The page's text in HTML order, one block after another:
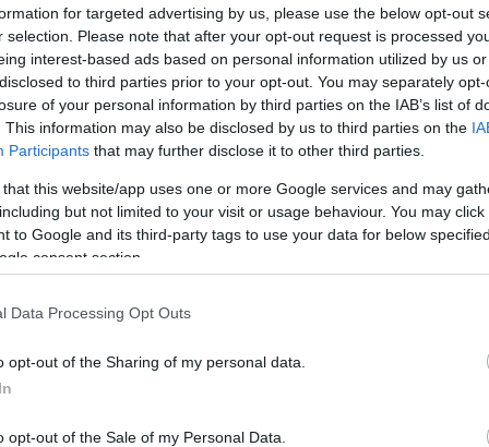
for targeted advertising by us, please use the below opt-out
selection. Please note that after your opt-out request is processed
interest-based ads based on personal information utilized by us
to third parties prior to your opt-out. You may separately
of your personal information by third parties on the IAB’s list of
This information may also be disclosed by us to third parties on the
Participants that may further disclose it to other third parties.
that this website/app uses one or more Google services and may
but not limited to your visit or usage behaviour. You may
to Google and its third-party tags to use your data for below
consent section.
Data Processing Opt Outs
opt-out of the Sharing of my personal data.
opt-out of the Sale of my Personal Data.
“Stolzverbotgesetzes” und wie das Parlament
weil Menschen mit einem nicht-traditionellen
offen zur Schau stellen und dabei die Millionen
Hand in Hand gehen können; es gibt einen Ort
der Premierminister und fügte hinzu, dass
Kind ist oder nicht.“an erster Stelle steht” Die
Erziehung der Kinder ein Grundrecht ist und
werden muss, sagte Orbán.
Marscher